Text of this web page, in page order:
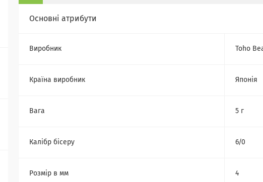
Основні атрибути
Виробник Toho
Країна виробник Японія
Вага 5 г
Калібр бісеру 6/0
Розмір в мм 4